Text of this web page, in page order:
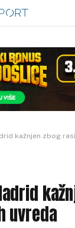
kažnjen zbog
uvreda